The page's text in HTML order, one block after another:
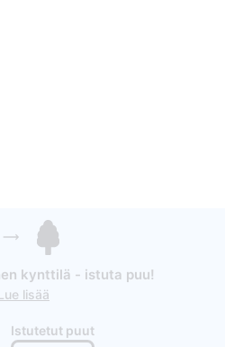
kynttilä - istuta puu!
lisää
Istutetut puut